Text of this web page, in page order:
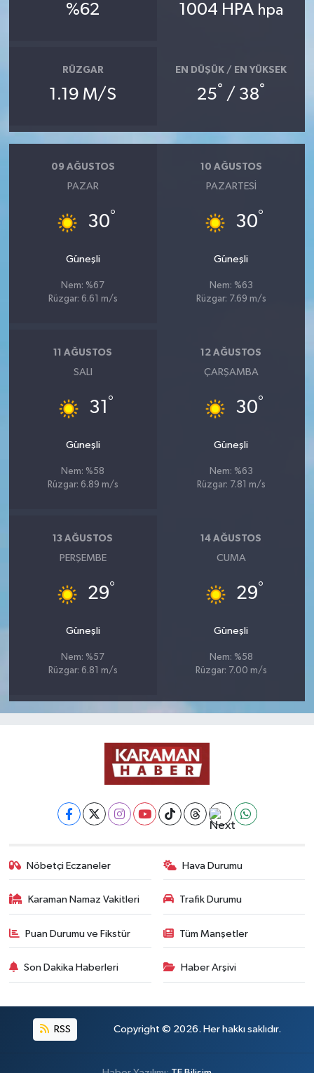
%62 1004 HPA hpa
RÜZGAR
1.19 M/S
EN DÜŞÜK / EN YÜKSEK
25° / 38°
09 AĞUSTOS
PAZAR
30°
Güneşli
Nem: %67
Rüzgar: 6.61 m/s
10 AĞUSTOS
PAZARTESI
30°
Güneşli
Nem: %63
Rüzgar: 7.69 m/s
11 AĞUSTOS
SALI
31 °
Güneşli
Nem: %58
Rüzgar: 6.89 m/s
12 AĞUSTOS
ÇARŞAMBA
30°
Güneşli
Nem: %63
Rüzgar: 7.81 m/s
13 AĞUSTOS
PERŞEMBE
29°
Güneşli
Nem: %57
Rüzgar: 6.81 m/s
14 AĞUSTOS
CUMA
29°
Güneşli
Nem: %58
Rüzgar: 7.00 m/s
Nöbetçi Eczaneler Hava Durumu
Karaman Namaz Vakitleri Trafik Durumu
Puan Durumu ve Fikstür Tüm Manşetler
Son Dakika Haberleri Haber Arşivi
RSS Copyright © 2026. Her hakkı saklıdır.